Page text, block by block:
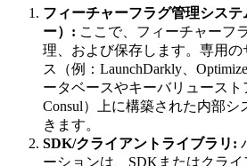
フィーチャーフラグ管理シス
ー）: ここで、フィーチャーフ
理、および保存します。専用
ス（例：LaunchDarkly、
ータベースやキーバリュースト
Consul）上に構築された内部
きます。
SDK/クライアントライブラリ:
ーションは、SDKまたはクラ